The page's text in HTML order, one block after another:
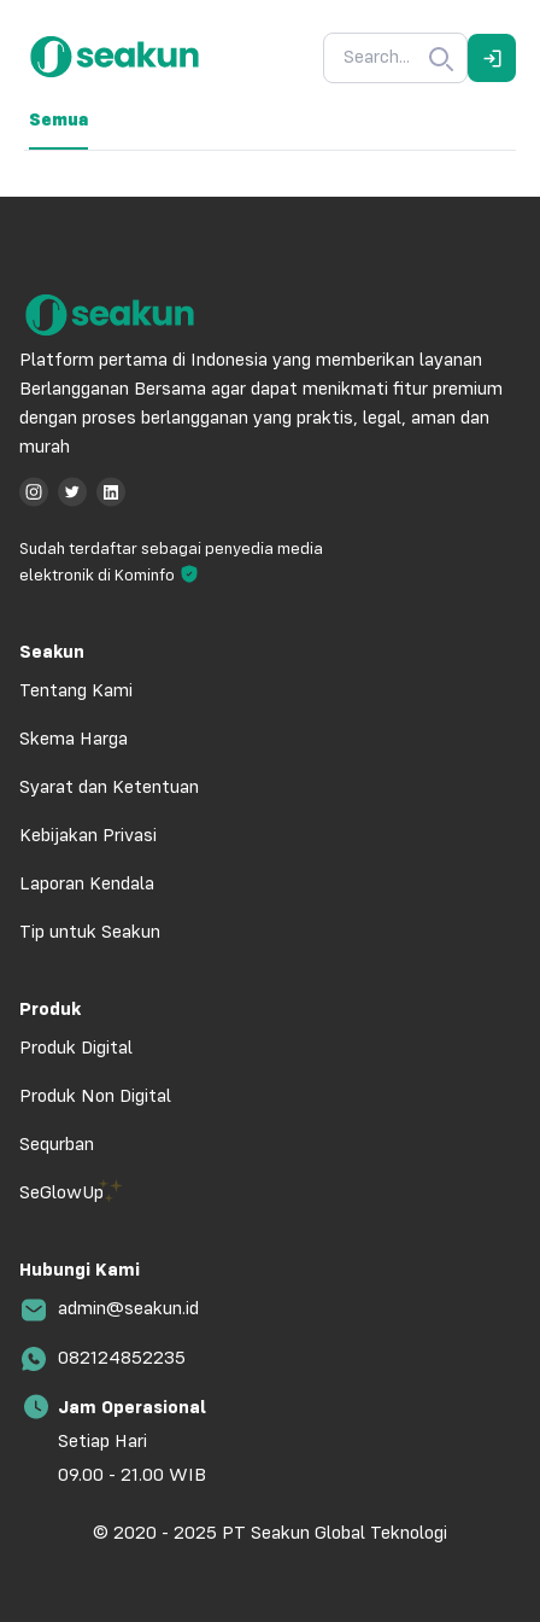
Semua
Platform pertama di Indonesia yang memberikan layanan
Berlangganan Bersama agar dapat menikmati fitur premium
dengan proses berlangganan yang praktis, legal, aman dan
murah
Sudah terdaftar sebagai penyedia media
elektronik di Kominfo
Seakun
Tentang Kami
Skema Harga
Syarat dan Ketentuan
Kebijakan Privasi
Laporan Kendala
Tip untuk Seakun
Produk
Produk Digital
Produk Non Digital
Sequrban
SeGlowUp
Hubungi Kami
admin@seakun.id
082124852235
Jam Operasional
Setiap Hari
09.00 - 21.00 WIB
© 2020 - 2025 PT Seakun Global Teknologi